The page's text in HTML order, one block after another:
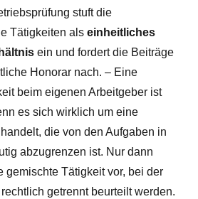
stuft die
Tätigkeiten alseinheitliches
ein und fordert die Beiträge
Honorar nach. – Eine
beim eigenen Arbeitgeber ist
es sich wirklich um eine
die von den Aufgaben in
abzugrenzen ist. Nur dann
gemischte Tätigkeit vor, bei der
getrennt beurteilt werden.